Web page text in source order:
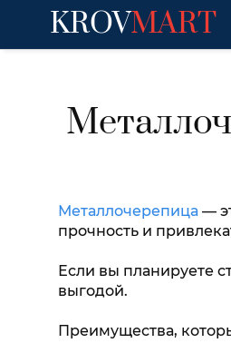
KROVMART
Металлочерепица —
прочность и
Если вы планируете
выгодой.
Преимущества,